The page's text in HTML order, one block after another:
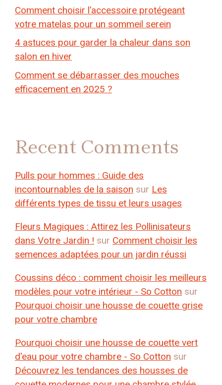
Comment choisir l’accessoire protégeant
votre matelas pour un sommeil serein
4 astuces pour garder la chaleur dans son
salon en hiver
Comment se débarrasser des mouches
efficacement en 2025 ?
Recent Comments
Pulls pour hommes : Guide des
incontournables de la saison sur Les
différents types de tissu et leurs usages
Fleurs Magiques : Attirez les Pollinisateurs
dans Votre Jardin ! sur Comment choisir les
semences adaptées pour un jardin réussi
Coussins déco : comment choisir les meilleurs
modèles pour votre intérieur - So Cotton sur
Pourquoi choisir une housse de couette grise
pour votre chambre
Pourquoi choisir une housse de couette vert
d'eau pour votre chambre - So Cotton sur
Découvrez les tendances des housses de